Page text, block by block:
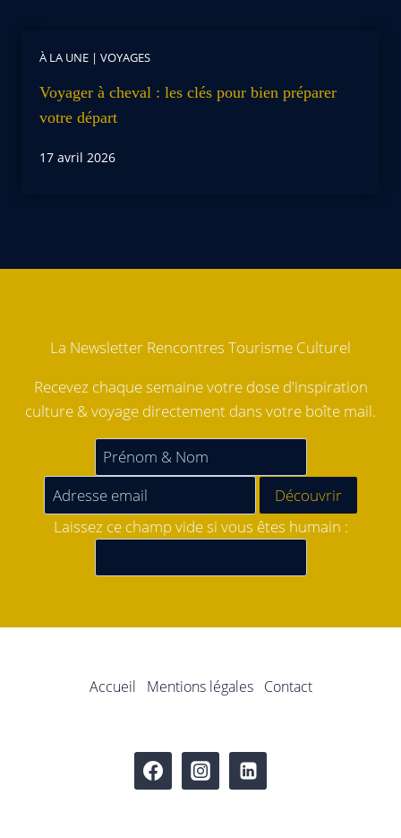
À LA UNE | VOYAGES
Voyager à cheval : les clés pour bien préparer
votre départ
17 avril 2026
La Newsletter Rencontres Tourisme Culturel
Recevez chaque semaine votre dose d'inspiration
culture & voyage directement dans votre boîte mail.
Laissez ce champ vide si vous êtes humain :
Accueil Mentions légales Contact